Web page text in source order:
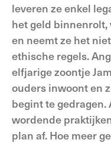
leveren ze enkel
het geld
en neemt ze het
ethische regels.
elfjarige zoontje
ouders inwoont en
begint te
wordende
plan af. Hoe meer